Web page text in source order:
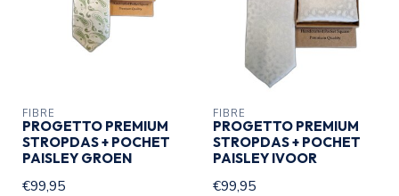
FIBRE
PROGETTO PREMIUM
STROPDAS + POCHET
PAISLEY GROEN
€99,95
FIBRE
PROGETTO PREMIUM
STROPDAS + POCHET
PAISLEY IVOOR
€99,95